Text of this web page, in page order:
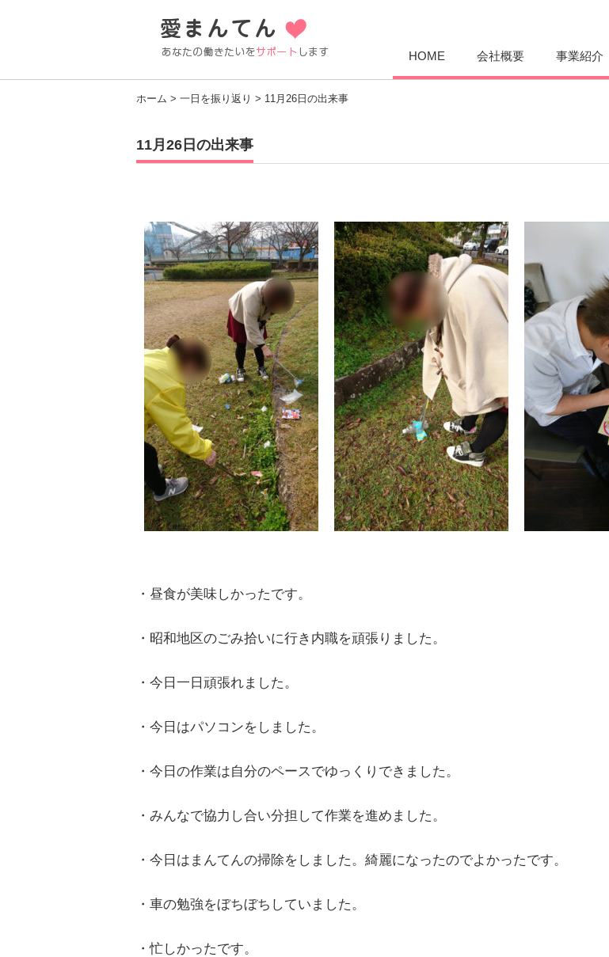
HOME 会社概要 事業紹介
ホーム > 一日を振り返り > 11月26日の出来事
11月26日の出来事
・昼食が美味しかったです。
・昭和地区のごみ拾いに行き内職を頑張りました。
・今日一日頑張れました。
・今日はパソコンをしました。
・今日の作業は自分のペースでゆっくりできました。
・みんなで協力し合い分担して作業を進めました。
・今日はまんてんの掃除をしました。綺麗になったのでよかったです。
・車の勉強をぼちぼちしていました。
・忙しかったです。